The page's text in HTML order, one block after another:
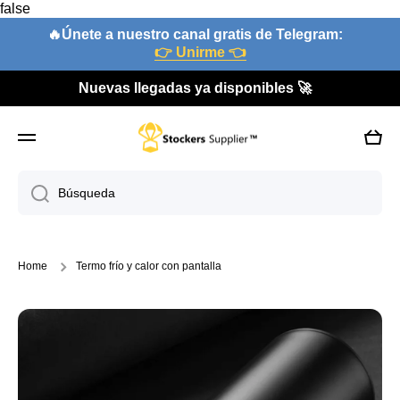
false
Ir directamente al contenido
🔥Únete a nuestro canal gratis de Telegram:
👉 Unirme 👈
Nuevas llegadas ya disponibles 🚀
Búsqueda
Home Termo frío y calor con pantalla
Ir directamente a la información del producto